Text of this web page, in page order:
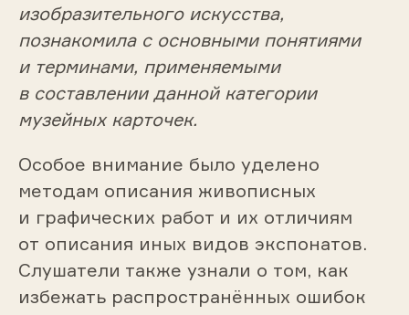
изобразительного искусства,
познакомила с основными понятиями
и терминами, применяемыми
в составлении данной категории
музейных карточек.
Особое внимание было уделено
методам описания живописных
и графических работ и их отличиям
от описания иных видов экспонатов.
Слушатели также узнали о том, как
избежать распространённых ошибок